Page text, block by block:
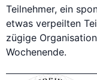
Teilnehmer, ein
etwas verpeilten
zügige
Wochenende.